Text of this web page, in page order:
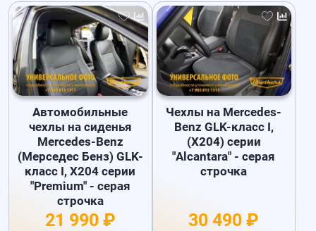
Автомобильные
чехлы на сиденья
Mercedes-Benz
(Мерседес Бенз) GLK-
класс I, X204 серии
"Premium" - серая
строчка
21 990 ₽
Чехлы на Mercedes-
Benz GLK-класс I,
(X204) серии
"Alcantara" - серая
строчка
30 490 ₽